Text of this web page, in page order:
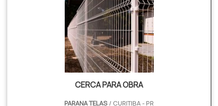
CERCA PARA OBRA
PARANA TELAS / CURITIBA - PR